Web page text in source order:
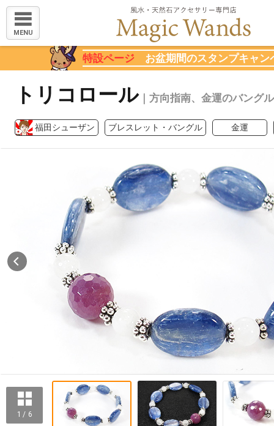
MENU
特設ページ お盆期間のスタンプキャン
トリコロール｜方向指南、金運のバングル
福田シューザン ブレスレット・バングル 金運
1 / 6